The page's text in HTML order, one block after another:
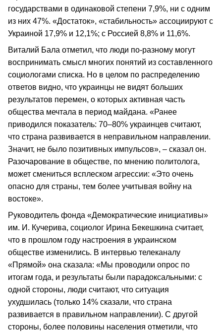
государствами в одинаковой степени 7,9%, ни с одним
из них 47%. «Достаток», «стабильность» ассоциируют с
Украиной 17,9% и 12,1%; с Россией 8,8% и 11,6%.
Виталий Бала отметил, что люди по-разному могут
воспринимать смысл многих понятий из составленного
социологами списка. Но в целом по распределению
ответов видно, что украинцы не видят больших
результатов перемен, о которых активная часть
общества мечтала в период майдана. «Ранее
приводился показатель: 70–80% украинцев считают,
что страна развивается в неправильном направлении.
Значит, не было позитивных импульсов», – сказал он.
Разочарование в обществе, по мнению политолога,
может смениться всплеском агрессии: «Это очень
опасно для страны, тем более учитывая войну на
востоке».
Руководитель фонда «Демократические инициативы»
им. И. Кучерива, социолог Ирина Бекешкина считает,
что в прошлом году настроения в украинском
обществе изменились. В интервью телеканалу
«Прямой» она сказала: «Мы проводили опрос по
итогам года, и результаты были парадоксальными: с
одной стороны, люди считают, что ситуация
ухудшилась (только 14% сказали, что страна
развивается в правильном направлении). С другой
стороны, более половины населения отметили, что